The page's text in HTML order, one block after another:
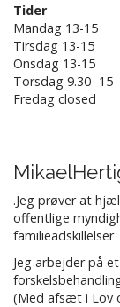
Tider
Mandag 13-15
Tirsdag 13-15
Onsdag 13-15
Torsdag 9.30 -15
Fredag closed
.Jeg prøver at
offentlige
familieadskillelser
Jeg arbejder på
(Med afsæt i Lov